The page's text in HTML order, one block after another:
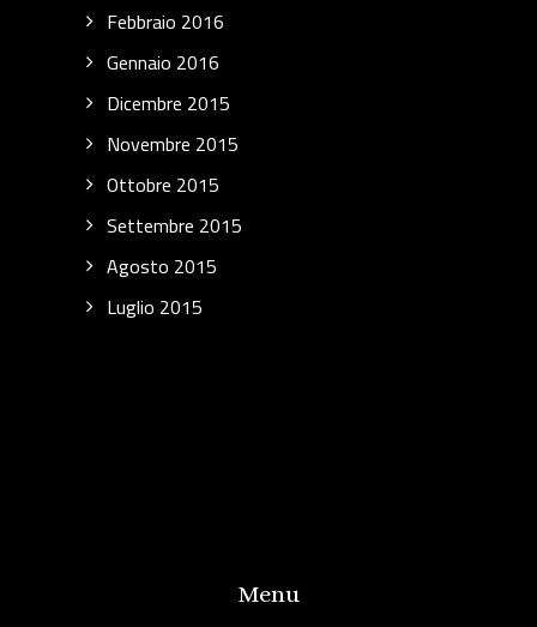
Febbraio 2016
Gennaio 2016
Dicembre 2015
Novembre 2015
Ottobre 2015
Settembre 2015
Agosto 2015
Luglio 2015
Menu